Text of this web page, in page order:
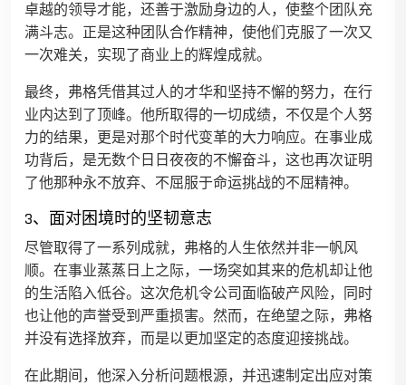
卓越的领导才能，还善于激励身边的人，使整个团队充
满斗志。正是这种团队合作精神，使他们克服了一次又
一次难关，实现了商业上的辉煌成就。
最终，弗格凭借其过人的才华和坚持不懈的努力，在行
业内达到了顶峰。他所取得的一切成绩，不仅是个人努
力的结果，更是对那个时代变革的大力响应。在事业成
功背后，是无数个日日夜夜的不懈奋斗，这也再次证明
了他那种永不放弃、不屈服于命运挑战的不屈精神。
3、面对困境时的坚韧意志
尽管取得了一系列成就，弗格的人生依然并非一帆风
顺。在事业蒸蒸日上之际，一场突如其来的危机却让他
的生活陷入低谷。这次危机令公司面临破产风险，同时
也让他的声誉受到严重损害。然而，在绝望之际，弗格
并没有选择放弃，而是以更加坚定的态度迎接挑战。
在此期间，他深入分析问题根源，并迅速制定出应对策